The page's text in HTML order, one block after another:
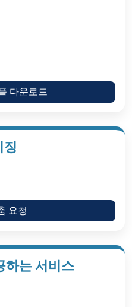
다운로드
징
요청
하는 서비스